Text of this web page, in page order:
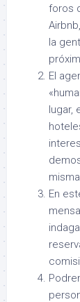
foros
la
El
lugar,
En